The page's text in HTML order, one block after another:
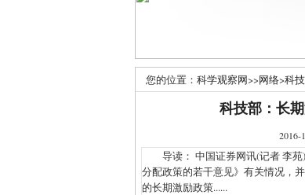
您的位置： 科学观察网>>网络>科
科技部：长
导读： 中国证券网讯(记者 李苑
分配政策的若干意见》有关情况，
的长期激励政策......